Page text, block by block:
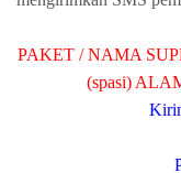
PAKET / NAMA
(spasi)